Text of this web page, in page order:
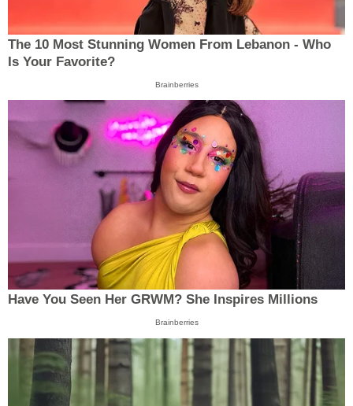
The 10 Most Stunning Women From Lebanon - Who
Is Your Favorite?
Brainberries
Have You Seen Her GRWM? She Inspires Millions
Brainberries